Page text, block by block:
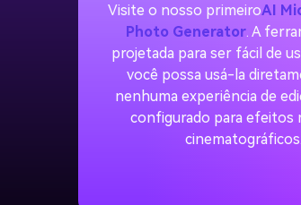
Visite o nosso primeiroAI
Photo Generator. A
projetada para ser fácil de
você possa usá-la
nenhuma experiência de
configurado para efeitos
cinematográficos.